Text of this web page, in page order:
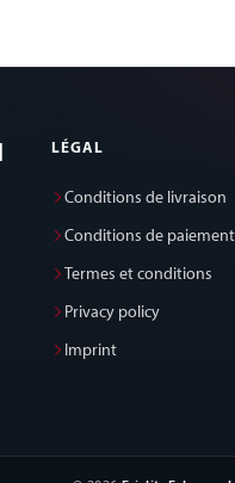
LÉGAL
Conditions de livraison
Conditions de paiement
Termes et conditions
Privacy policy
Imprint